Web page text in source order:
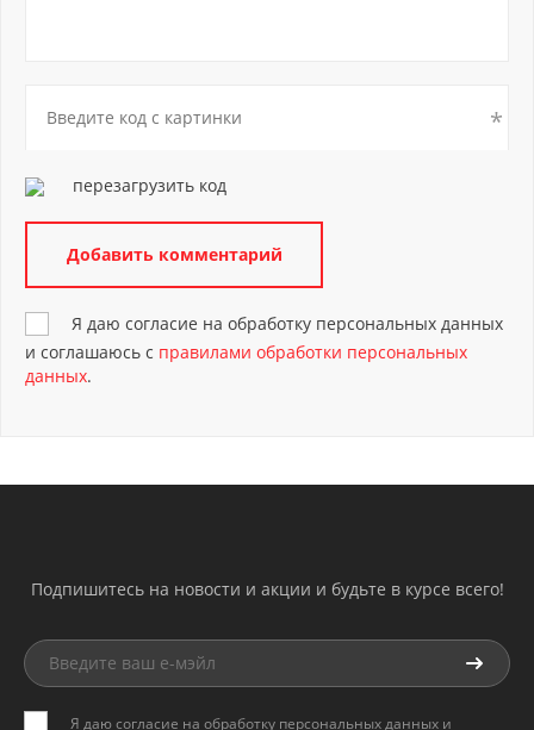
перезагрузить код
Я даю согласие на обработку персональных данных
и соглашаюсь с правилами обработки персональных
данных.
Подпишитесь на новости и акции и будьте в курсе всего!
Я даю согласие на обработку персональных данных и